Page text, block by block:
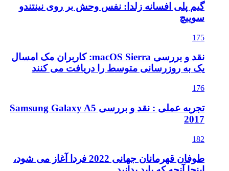
گیم پلی افسانه زلدا: نفس وحش بر روی نینتندو
سوییچ
175
نقد و بررسی macOS Sierra: کاربران مک امسال
یک به روزرسانی متوسط را دریافت می کنند
176
تجربه عملی : نقد و بررسی Samsung Galaxy A5
2017
182
طوفان قهرمانان جهانی 2022 فردا آغاز می شود،